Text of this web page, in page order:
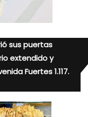
sus puertas
extendido y
Fuertes 1.117.